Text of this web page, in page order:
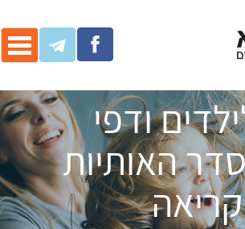
ודפי
האותיות